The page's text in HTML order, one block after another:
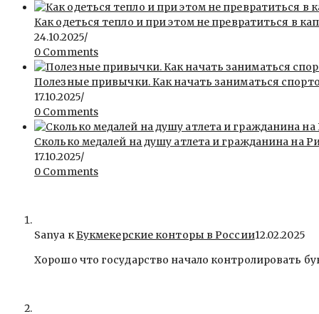
Как одеться тепло и при этом не превратиться в
24.10.2025/
0 Comments
Полезные привычки. Как начать заниматься
17.10.2025/
0 Comments
Сколько медалей на душу атлета и гражданина на
17.10.2025/
0 Comments
Sanya кБукмекерские конторы в России12.02.2025
Хорошо что государство начало контролировать